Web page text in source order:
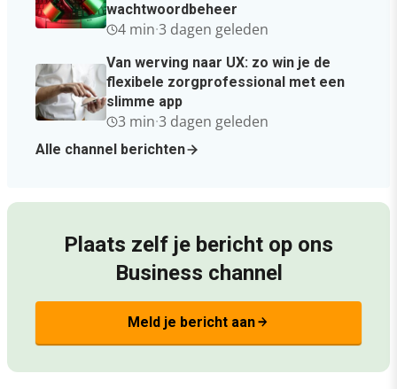
wachtwoordbeheer
4 min·3 dagen geleden
Van werving naar UX: zo win je de
flexibele zorgprofessional met een
slimme app
3 min·3 dagen geleden
Alle channel berichten
Plaats zelf je bericht op ons
Business channel
Meld je bericht aanarrow_forward